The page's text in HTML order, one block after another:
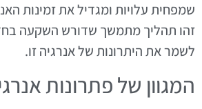
שמפחית עלויות ומגדיל את זמינות
זהו תהליך מתמשך שדורש השקעה
לשמר את היתרונות של אנרגיה זו.
המגוון של פתרונות